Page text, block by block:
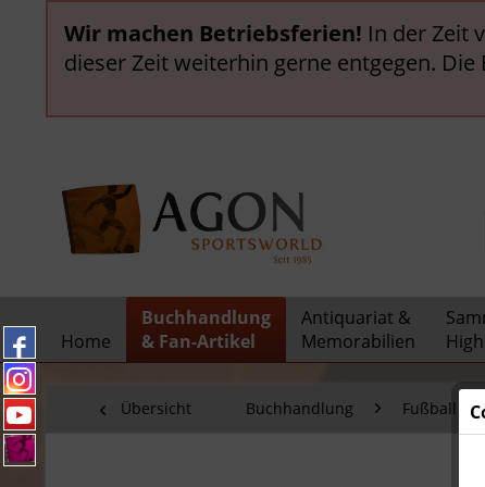
Wir machen Betriebsferien! In der Zeit
dieser Zeit weiterhin gerne entgegen.
Home
Buchhandlung
& Fan-Artikel
Antiquariat &
Memorabilien
Übersicht Buchhandlung Fußball